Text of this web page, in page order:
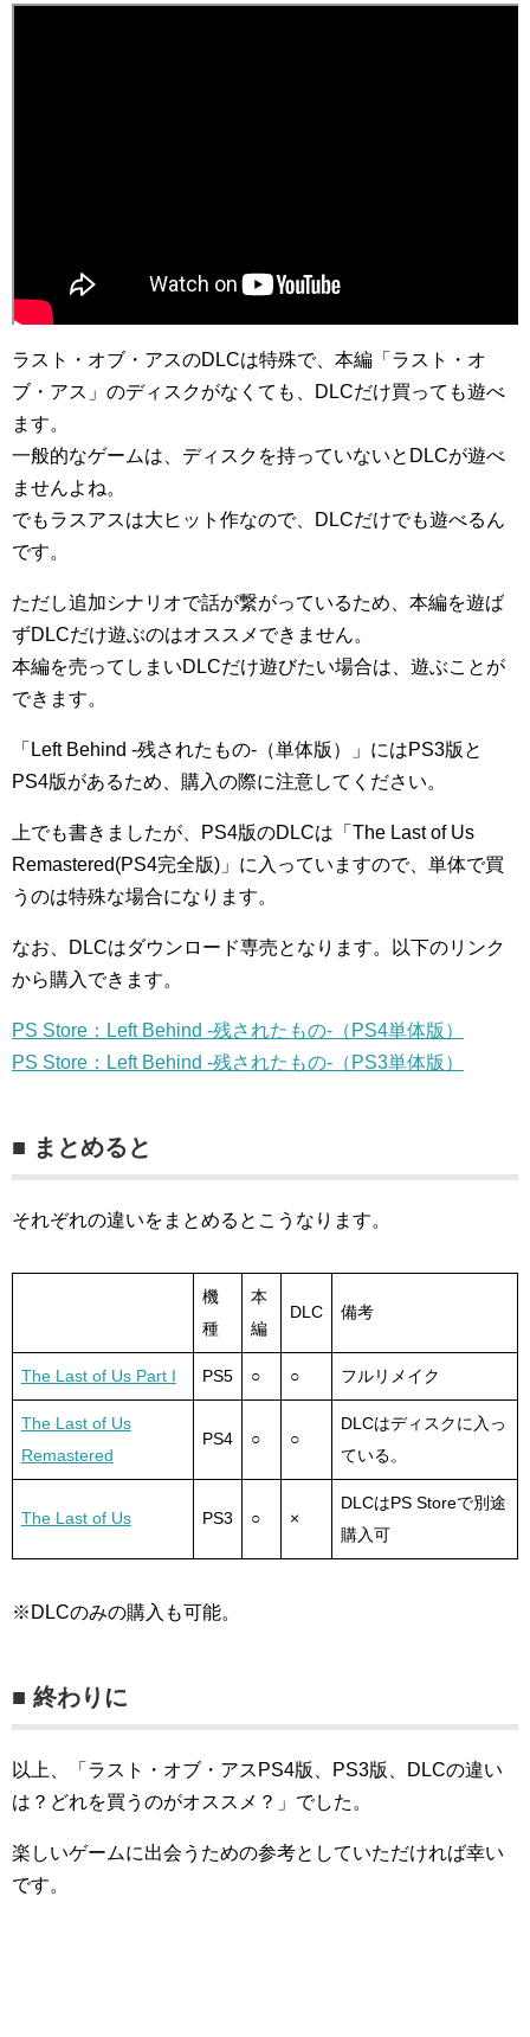
ラスト・オブ・アスのDLCは特殊で、本編「ラスト・オ
ブ・アス」のディスクがなくても、DLCだけ買っても遊べ
ます。
一般的なゲームは、ディスクを持っていないとDLCが遊べ
ませんよね。
でもラスアスは大ヒット作なので、DLCだけでも遊べるん
です。
ただし追加シナリオで話が繋がっているため、本編を遊ば
ずDLCだけ遊ぶのはオススメできません。
本編を売ってしまいDLCだけ遊びたい場合は、遊ぶことが
できます。
「Left Behind -残されたもの-（単体版）」にはPS3版と
PS4版があるため、購入の際に注意してください。
上でも書きましたが、PS4版のDLCは「The Last of Us
Remastered(PS4完全版)」に入っていますので、単体で買
うのは特殊な場合になります。
なお、DLCはダウンロード専売となります。以下のリンク
から購入できます。
PS Store：Left Behind -残されたもの-（PS4単体版）
PS Store：Left Behind -残されたもの-（PS3単体版）
■ まとめると
それぞれの違いをまとめるとこうなります。
機
種
本
編
DLC 備考
The Last of Us Part I PS5 ○ ○ フルリメイク
The Last of Us
Remastered
PS4 ○ ○
DLCはディスクに入っ
ている。
The Last of Us PS3 ○ ×
DLCはPS Storeで別途
購入可
※DLCのみの購入も可能。
■ 終わりに
以上、「ラスト・オブ・アスPS4版、PS3版、DLCの違い
は？どれを買うのがオススメ？」でした。
楽しいゲームに出会うための参考としていただければ幸い
です。